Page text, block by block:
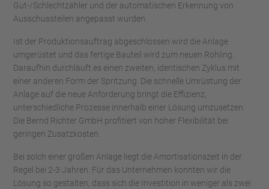
Gut-/Schlechtzähler und der automatischen Erkennung von
Ausschussteilen angepasst wurden.
Ist der Produktionsauftrag abgeschlossen wird die Anlage
umgerüstet und das fertige Bauteil wird zum neuen Rohling.
Daraufhin durchläuft es einen zweiten, identischen Zyklus mit
einer anderen Form der Spritzung. Die schnelle Umrüstung der
Anlage auf die neue Anforderung bringt die Effizienz,
unterschiedliche Prozesse innerhalb einer Lösung umzusetzen.
Die Bernd Richter GmbH profitiert von hoher Flexibilität bei
geringen Zusatzkosten.
Bei solch einer großen Anlage liegt die Amortisationszeit in der
Regel bei 2-3 Jahren. Für das Unternehmen konnten wir die
Lösung so gestalten, dass sich die Investition in weniger als zwei